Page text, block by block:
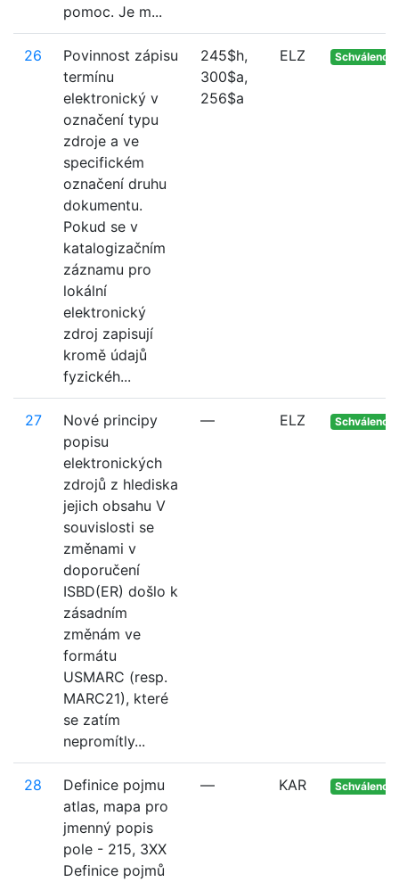
pomoc. Je m...
26
Povinnost zápisu
termínu
elektronický v
označení typu
zdroje a ve
specifickém
označení druhu
dokumentu.
Pokud se v
katalogizačním
záznamu pro
lokální
elektronický
zdroj zapisují
kromě údajů
fyzickéh...
245$h,
300$a,
256$a
ELZ Schváleno
27
Nové principy
popisu
elektronických
zdrojů z hlediska
jejich obsahu V
souvislosti se
změnami v
doporučení
ISBD(ER) došlo k
zásadním
změnám ve
formátu
USMARC (resp.
MARC21), které
se zatím
nepromítly...
— ELZ Schváleno
28
Definice pojmu
atlas, mapa pro
jmenný popis
pole - 215, 3XX
Definice pojmů
— KAR Schváleno